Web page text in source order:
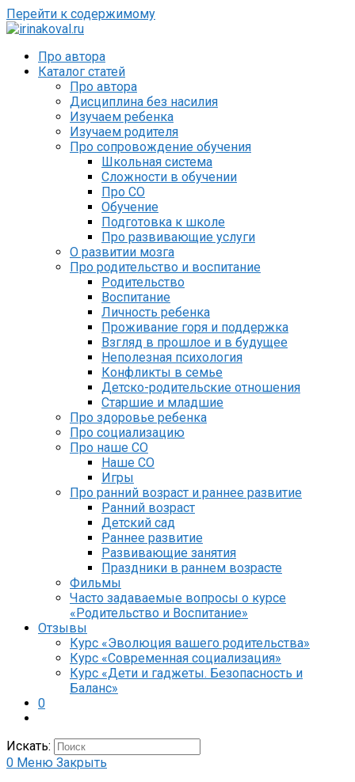
Перейти к содержимому
Про автора
Каталог статей
Про автора
Дисциплина без насилия
Изучаем ребенка
Изучаем родителя
Про сопровождение обучения
Школьная система
Сложности в обучении
Про СО
Обучение
Подготовка к школе
Про развивающие услуги
О развитии мозга
Про родительство и воспитание
Родительство
Воспитание
Личность ребенка
Проживание горя и поддержка
Взгляд в прошлое и в будущее
Неполезная психология
Конфликты в семье
Детско-родительские отношения
Старшие и младшие
Про здоровье ребенка
Про социализацию
Про наше СО
Наше СО
Игры
Про ранний возраст и раннее развитие
Ранний возраст
Детский сад
Раннее развитие
Развивающие занятия
Праздники в раннем возрасте
Фильмы
Часто задаваемые вопросы о курсе
«Родительство и Воспитание»
Отзывы
Курс «Эволюция вашего родительства»
Курс «Современная социализация»
Курс «Дети и гаджеты. Безопасность и
Баланс»
0
Искать:
0 Меню Закрыть